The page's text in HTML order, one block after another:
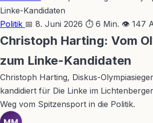
Linke-Kandidaten
Politik 📅 8. Juni 2026 ⏱ 6 Min. 👁 147
Christoph Harting: Vom
zum Linke-Kandidaten
Christoph Harting, Diskus-
kandidiert für Die Linke im
Weg vom Spitzensport in die Politik.